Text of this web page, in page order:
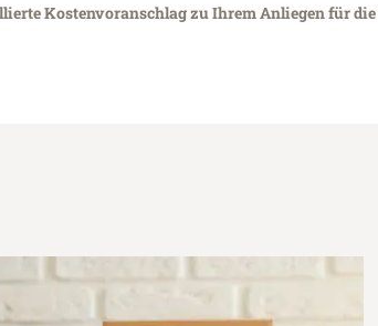
Kostenvoranschlag zu Ihrem Anliegen für